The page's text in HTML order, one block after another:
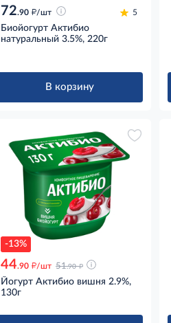
72.90 д/шт 5
Биойогурт Актибио
натуральный 3.5%, 220г
В корзину
-13%
44.90 д/шт 51.90 д
Йогурт Актибио вишня 2.9%,
130г